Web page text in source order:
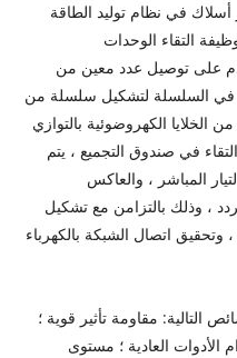
أسلاك في نظام توليد الطاقة
التقاء الوحدات
على توصيل عدد معين من
في السلسلة لتشكيل سلسلة من
الخلايا الكهروضوئية بالتوازي
في صندوق التجميع ، يتم
المباشر ، والعاكس
، وذلك بالتزامن مع تشكيل
وتحقيق اتصال الشبكة بالكهرباء
التالية: مقاومة تأثير قوية ؛
العادية ؛ مستوى